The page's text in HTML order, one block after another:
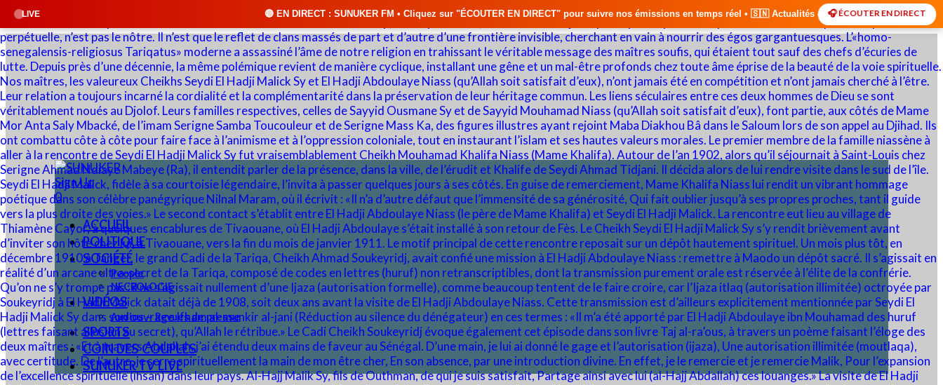
LIVE 🔴 EN DIRECT : SUNUKER FM • Cliquez sur "ÉCOUTER EN DIRECT" pour suivre nos émissions en temps réel • 🇸🇳 Actualités du Sénégal • 🌍 Actualités Internationales •
🎧 ÉCOUTER EN DIRECT
Sign Up
0
ACCUEIL
POLITIQUE
SOCIÉTÉ
People
NECROLOGIE
VIDÉOS
Audios – Revues de presse
SPORTS
COIN DES COUPLES
SUNUKER TV LIVE